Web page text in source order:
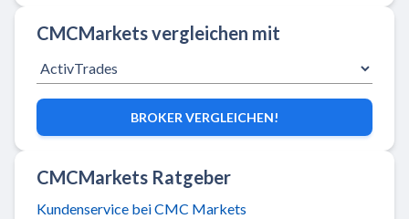
CMCMarkets vergleichen mit
BROKER VERGLEICHEN!
CMCMarkets Ratgeber
Kundenservice bei CMC Markets